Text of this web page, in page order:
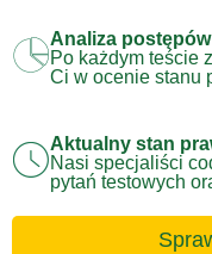
Analiza
Po każdym teście
Ci w ocenie stanu
Aktualny stan
Nasi specjaliści
pytań testowych